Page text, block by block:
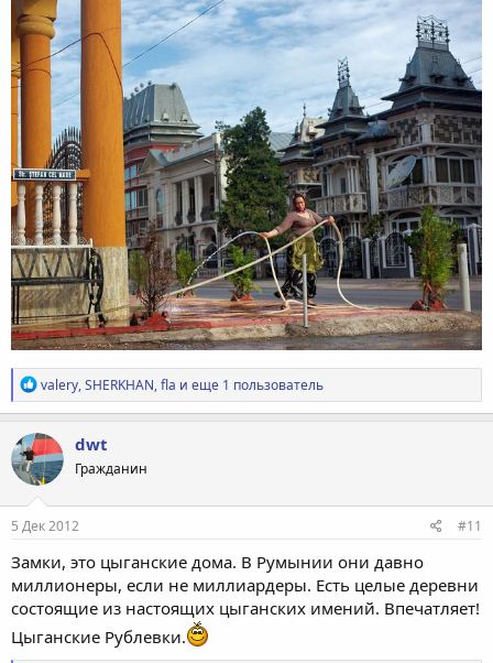
Р
е
а
к
ц
и
и
:
valery,SHERKHAN,fla и еще 1 пользователь
dwt
Гражданин
5 Дек 2012 #11
Замки, это цыганские дома. В Румынии они давно
миллионеры, если не миллиардеры. Есть целые деревни
состоящие из настоящих цыганских имений. Впечатляет!
Цыганские Рублевки.